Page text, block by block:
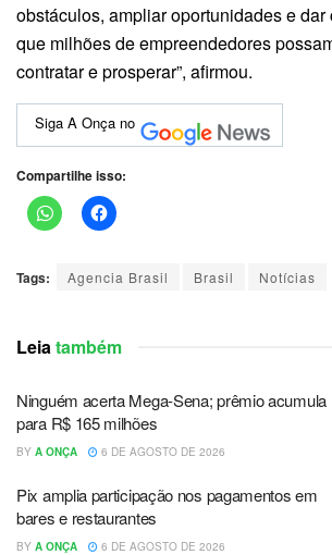
obstáculos, ampliar oportunidades e
que milhões de empreendedores
contratar e prosperar”, afirmou.
Siga A Onça no
Compartilhe isso:
Tags: Agencia Brasil Brasil Notícias
Leiatambém
Ninguém acerta Mega-Sena; prêmio acumula
para R$ 165 milhões
BY A ONÇA 6 DE AGOSTO DE 2026
Pix amplia participação nos pagamentos em
bares e restaurantes
BY A ONÇA 6 DE AGOSTO DE 2026